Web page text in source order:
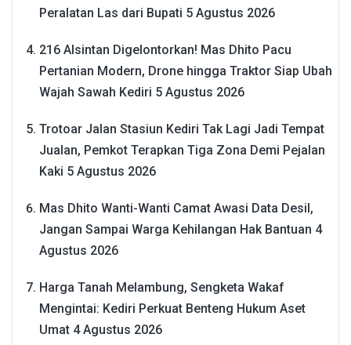
Peralatan Las dari Bupati 5 Agustus 2026
216 Alsintan Digelontorkan! Mas Dhito Pacu
Pertanian Modern, Drone hingga Traktor Siap Ubah
Wajah Sawah Kediri 5 Agustus 2026
Trotoar Jalan Stasiun Kediri Tak Lagi Jadi Tempat
Jualan, Pemkot Terapkan Tiga Zona Demi Pejalan
Kaki 5 Agustus 2026
Mas Dhito Wanti-Wanti Camat Awasi Data Desil,
Jangan Sampai Warga Kehilangan Hak Bantuan 4
Agustus 2026
Harga Tanah Melambung, Sengketa Wakaf
Mengintai: Kediri Perkuat Benteng Hukum Aset
Umat 4 Agustus 2026